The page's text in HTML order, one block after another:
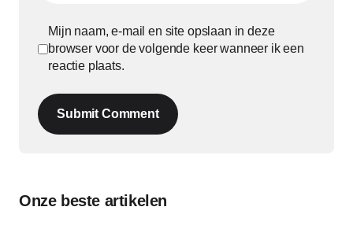
Mijn naam, e-mail en site opslaan in deze
browser voor de volgende keer wanneer ik een
reactie plaats.
Submit Comment
Onze beste artikelen